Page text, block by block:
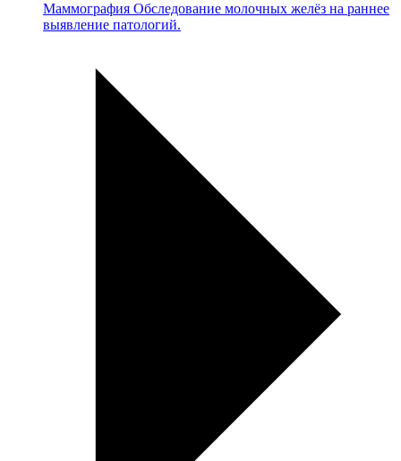
Маммография Обследование молочных желёз на раннее
выявление патологий.